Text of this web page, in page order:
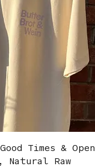
Times & Open
Natural Raw